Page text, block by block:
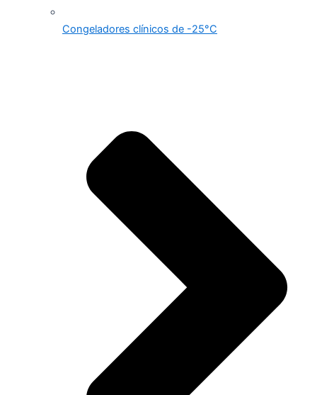
Congeladores clínicos de -25°C